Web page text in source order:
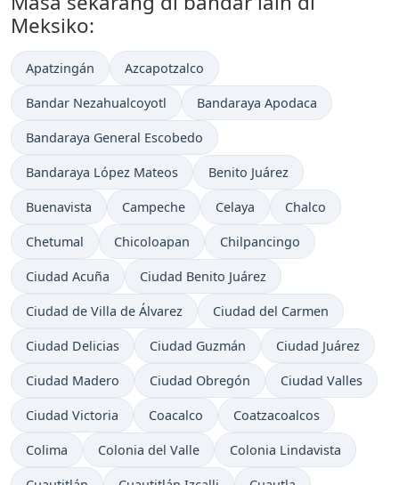
Meksiko:
Apatzingán Azcapotzalco
Bandar Nezahualcoyotl Bandaraya Apodaca
Bandaraya General Escobedo
Bandaraya López Mateos Benito Juárez
Buenavista Campeche Celaya Chalco
Chetumal Chicoloapan Chilpancingo
Ciudad Acuña Ciudad Benito Juárez
Ciudad de Villa de Álvarez Ciudad del Carmen
Ciudad Delicias Ciudad Guzmán Ciudad Juárez
Ciudad Madero Ciudad Obregón Ciudad Valles
Ciudad Victoria Coacalco Coatzacoalcos
Colima Colonia del Valle Colonia Lindavista